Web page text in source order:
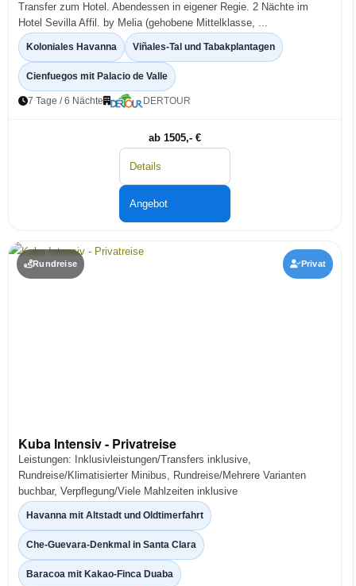
Transfer zum Hotel. Abendessen in eigener Regie. 2 Nächte im
Hotel Sevilla Affil. by Melia (gehobene Mittelklasse, ...
Koloniales Havanna Viñales-Tal und Tabakplantagen
Cienfuegos mit Palacio de Valle
7 Tage / 6 Nächte DERTOUR
ab 1505,- €
Details
Angebot
Rundreise Privat
Kuba Intensiv - Privatreise
Leistungen: Inklusivleistungen/Transfers inklusive,
Rundreise/Klimatisierter Minibus, Rundreise/Mehrere Varianten
buchbar, Verpflegung/Viele Mahlzeiten inklusive
Havanna mit Altstadt und Oldtimerfahrt
Che-Guevara-Denkmal in Santa Clara
Baracoa mit Kakao-Finca Duaba